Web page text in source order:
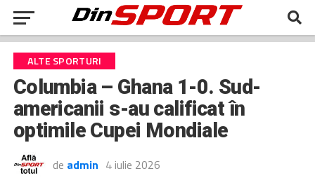
ALTE SPORTURI
Columbia – Ghana 1-0. Sud-
americanii s-au calificat în
optimile Cupei Mondiale
de admin 4 iulie 2026